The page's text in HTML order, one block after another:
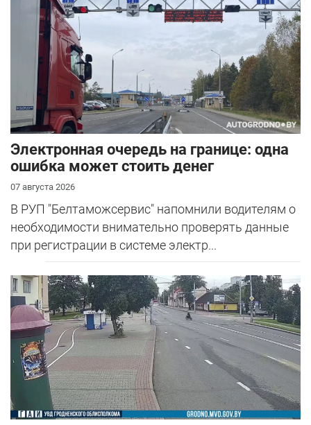
Электронная очередь на границе: одна
ошибка может стоить денег
07 августа 2026
В РУП "Белтаможсервис" напомнили водителям о
необходимости внимательно проверять данные
при регистрации в системе электр...